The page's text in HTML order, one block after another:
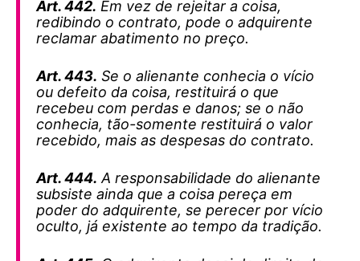
Art. 442. Em vez de rejeitar a coisa,
redibindo o contrato, pode o adquirente
reclamar abatimento no preço.
Art. 443. Se o alienante conhecia o vício
ou defeito da coisa, restituirá o que
recebeu com perdas e danos; se o não
conhecia, tão-somente restituirá o valor
recebido, mais as despesas do contrato.
Art. 444. A responsabilidade do alienante
subsiste ainda que a coisa pereça em
poder do adquirente, se perecer por vício
oculto, já existente ao tempo da tradição.